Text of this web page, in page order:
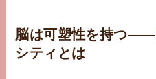
脳は可塑性を持つ——
シティとは